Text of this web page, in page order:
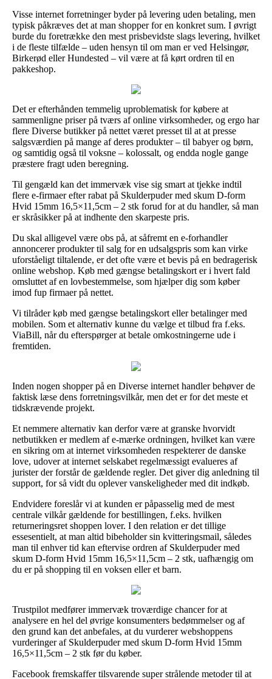
Visse internet forretninger byder på levering uden betaling, men
typisk påkræves det at man shopper for en konkret sum. I øvrigt
burde du foretrække den mest prisbevidste slags levering, hvilket
i de fleste tilfælde – uden hensyn til om man er ved Helsingør,
Birkerød eller Hundested – vil være at få kørt ordren til en
pakkeshop.
Det er efterhånden temmelig uproblematisk for købere at
sammenligne priser på tværs af online virksomheder, og ergo har
flere Diverse butikker på nettet været presset til at at presse
salgsværdien på mange af deres produkter – til babyer og børn,
og samtidig også til voksne – kolossalt, og endda nogle gange
præstere fragt uden beregning.
Til gengæld kan det immervæk vise sig smart at tjekke indtil
flere e-firmaer efter rabat på Skulderpuder med skum D-form
Hvid 15mm 16,5×11,5cm – 2 stk forud for at du handler, så man
er skråsikker på at indhente den skarpeste pris.
Du skal alligevel være obs på, at såfremt en e-forhandler
annoncerer produkter til salg for en udsalgspris som kan virke
uforståeligt tiltalende, er det ofte være et bevis på en bedragerisk
online webshop. Køb med gængse betalingskort er i hvert fald
omsluttet af en lovbestemmelse, som hjælper dig som køber
imod fup firmaer på nettet.
Vi tilråder køb med gængse betalingskort eller betalinger med
mobilen. Som et alternativ kunne du vælge et tilbud fra f.eks.
ViaBill, når du efterspørger at betale omkostningerne ude i
fremtiden.
Inden nogen shopper på en Diverse internet handler behøver de
faktisk læse dens forretningsvilkår, men det er for det meste et
tidskrævende projekt.
Et nemmere alternativ kan derfor være at granske hvorvidt
netbutikken er medlem af e-mærke ordningen, hvilket kan være
en sikring om at internet virksomheden respekterer de danske
love, udover at internet selskabet regelmæssigt evalueres af
jurister der forstår de gældende regler. Det giver dig anledning til
support, for så vidt du oplever vanskeligheder med dit indkøb.
Endvidere foreslår vi at kunden er påpasselig med de mest
centrale vilkår gældende for bestillingen, f.eks. hvilken
returneringsret shoppen lover. I den relation er det tillige
essesentielt, at man altid bibeholder sin kvitteringsmail, således
man til enhver tid kan eftervise ordren af Skulderpuder med
skum D-form Hvid 15mm 16,5×11,5cm – 2 stk, uafhængig om
du er på shopping til en voksen eller et barn.
Trustpilot medfører immervæk troværdige chancer for at
analysere en hel del øvrige konsumenters bedømmelser og af
den grund kan det anbefales, at du vurderer webshoppens
vurderinger af Skulderpuder med skum D-form Hvid 15mm
16,5×11,5cm – 2 stk før du køber.
Facebook fremskaffer tilsvarende super strålende metoder til at